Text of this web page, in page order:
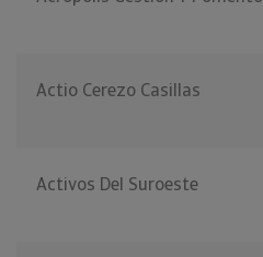
Actio Cerezo Casillas
Activos Del Suroeste